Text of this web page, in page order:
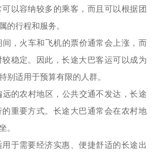
以容纳较多的乘客，而且可以根据团
的行程和服务。
，火车和飞机的票价通常会上涨，而
稳定。因此，长途大巴客运可以成为
别适用于预算有限的人群。
的农村地区，公共交通不发达，长途
重要方式。长途大巴通常会在农村地
。
于需要经济实惠、便捷舒适的长途出